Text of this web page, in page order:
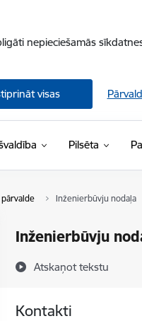
nepieciešamās
visas
Pilsēta
Inženierbūvju nodaļa
Inženierbūvju
Atskaņot tekstu
Kontakti